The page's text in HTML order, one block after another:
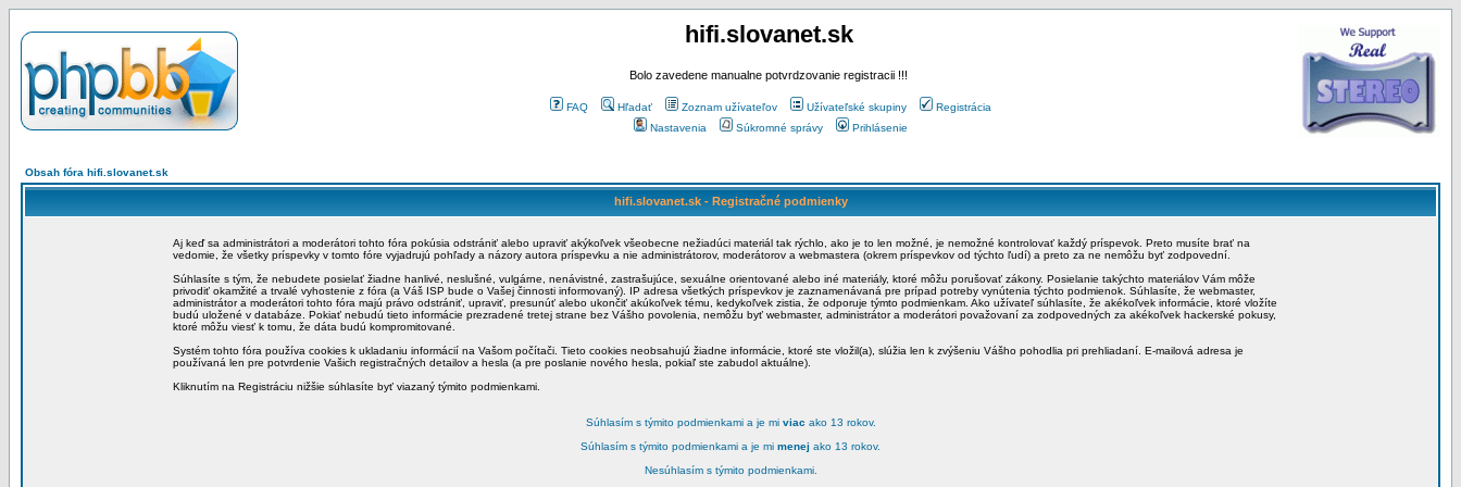
hifi.slovanet.sk
Bolo zavedene manualne potvrdzovanie registracii !!!
FAQ Hľadať Zoznam užívateľov Užívateľské skupiny
Registrácia
Nastavenia
Súkromné správy Prihlásenie
Obsah fóra hifi.slovanet.sk
hifi.slovanet.sk - Registračné podmienky
Aj keď sa administrátori a moderátori tohto fóra pokúsia odstrániť alebo upraviť akýkoľvek všeobecne nežiadúci materiál tak rýchlo, ako je to len možné, je nemožné kontrolovať každý príspevok. Preto musíte brať na
vedomie, že všetky príspevky v tomto fóre vyjadrujú pohľady a názory autora príspevku a nie administrátorov, moderátorov a webmastera (okrem príspevkov od týchto ľudí) a preto za ne nemôžu byť zodpovední.
Súhlasíte s tým, že nebudete posielať žiadne hanlivé, neslušné, vulgárne, nenávistné, zastrašujúce, sexuálne orientované alebo iné materiály, ktoré môžu porušovať zákony. Posielanie takýchto materiálov Vám môže
privodiť okamžité a trvalé vyhostenie z fóra (a Váš ISP bude o Vašej činnosti informovaný). IP adresa všetkých príspevkov je zaznamenávaná pre prípad potreby vynútenia týchto podmienok. Súhlasíte, že webmaster,
administrátor a moderátori tohto fóra majú právo odstrániť, upraviť, presunúť alebo ukončiť akúkoľvek tému, kedykoľvek zistia, že odporuje týmto podmienkam. Ako užívateľ súhlasíte, že akékoľvek informácie, ktoré vložíte
budú uložené v databáze. Pokiať nebudú tieto informácie prezradené tretej strane bez Vášho povolenia, nemôžu byť webmaster, administrátor a moderátori považovaní za zodpovedných za akékoľvek hackerské pokusy,
ktoré môžu viesť k tomu, že dáta budú kompromitované.
Systém tohto fóra používa cookies k ukladaniu informácií na Vašom počítači. Tieto cookies neobsahujú žiadne informácie, ktoré ste vložil(a), slúžia len k zvýšeniu Vášho pohodlia pri prehliadaní. E-mailová adresa je
používaná len pre potvrdenie Vašich registračných detailov a hesla (a pre poslanie nového hesla, pokiaľ ste zabudol aktuálne).
Kliknutím na Registráciu nižšie súhlasíte byť viazaný týmito podmienkami.
Súhlasím s týmito podmienkami a je mi viac ako 13 rokov.
Súhlasím s týmito podmienkami a je mi menej ako 13 rokov.
Nesúhlasím s týmito podmienkami.